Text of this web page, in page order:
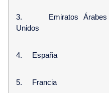
3. Emiratos Árabes
Unidos
4. España
5. Francia